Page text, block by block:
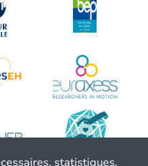
statistiques,